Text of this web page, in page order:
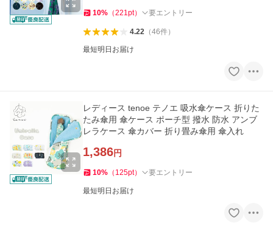
10% （221pt） 要エントリー
4.22（46件）
最短明日お届け
レディース tenoe テノエ 吸水傘ケース 折りた
たみ傘用 傘ケース ポーチ型 撥水 防水 アンブ
レラケース 傘カバー 折り畳み傘用 傘入れ
1,386円
10% （ 125pt） 要エントリー
最短明日お届け